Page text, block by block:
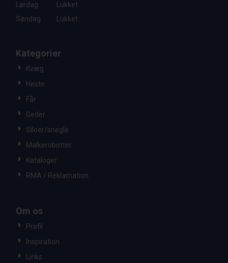
Lørdag
Lukket
Søndag
Lukket
Kategorier
Kvæg
Heste
Får
Geder
Siloer/snegle
Malkerobotter
Kataloger
RMA / Reklamation
Om os
Profil
Inspiration
Links